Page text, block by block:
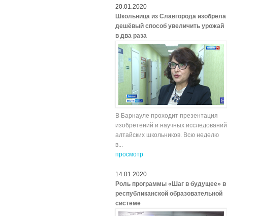
20.01.2020
Школьница из Славгорода изобрела
дешёвый способ увеличить урожай
в два раза
В Барнауле проходит презентация
изобретений и научных исследований
алтайских школьников. Всю неделю
в...
просмотр
14.01.2020
Роль программы «Шаг в будущее» в
республиканской образовательной
системе